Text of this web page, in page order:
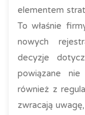
elementem
To właśnie
nowych
decyzje
powiązane
również z
zwracają